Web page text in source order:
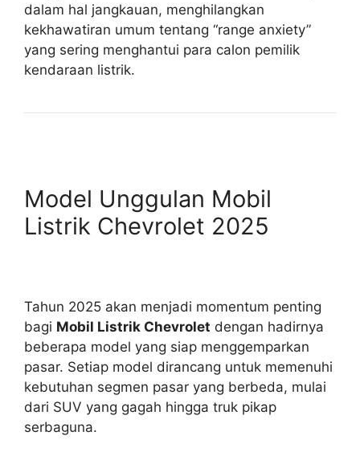
dalam hal jangkauan, menghilangkan
kekhawatiran umum tentang “range anxiety”
yang sering menghantui para calon pemilik
kendaraan listrik.
Model Unggulan Mobil
Listrik Chevrolet 2025
Tahun 2025 akan menjadi momentum penting
bagi Mobil Listrik Chevrolet dengan hadirnya
beberapa model yang siap menggemparkan
pasar. Setiap model dirancang untuk memenuhi
kebutuhan segmen pasar yang berbeda, mulai
dari SUV yang gagah hingga truk pikap
serbaguna.